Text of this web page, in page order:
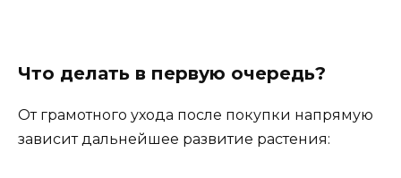
Что делать в первую очередь?
От грамотного ухода после покупки напрямую
зависит дальнейшее развитие растения: